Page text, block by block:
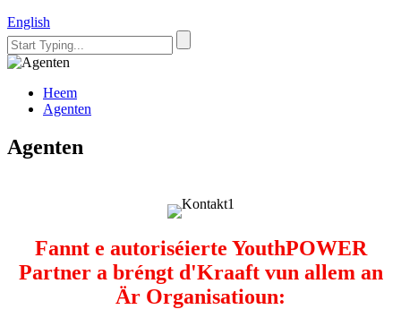
English
Heem
Agenten
Agenten
Fannt e autoriséierte YouthPOWER
Partner a bréngt d'Kraaft vun allem an
Är Organisatioun: